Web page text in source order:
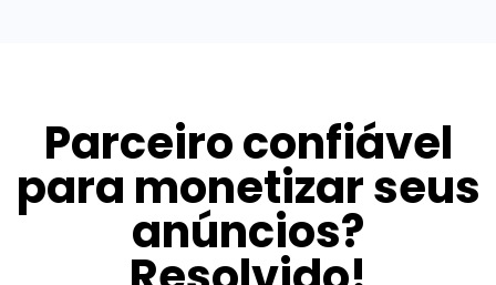
Parceiro confiável
para monetizar seus
anúncios?